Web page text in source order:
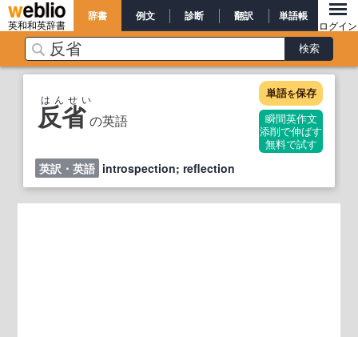
英和和英辞書
辞書 例文 診断 翻訳 単語帳
ログイン
反省 の英語
はんせい 単語を保存
瞬間英作文
添削で伸ばす
無料で試す
英訳・英語 introspection; reflection